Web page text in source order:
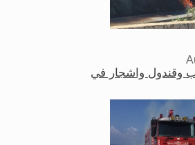
وقندول واشجار في